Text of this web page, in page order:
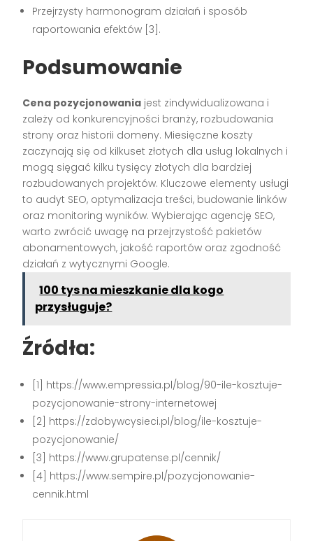
Przejrzysty harmonogram działań i sposób
raportowania efektów [3].
Podsumowanie
Cena pozycjonowania jest zindywidualizowana i
zależy od konkurencyjności branży, rozbudowania
strony oraz historii domeny. Miesięczne koszty
zaczynają się od kilkuset złotych dla usług lokalnych i
mogą sięgać kilku tysięcy złotych dla bardziej
rozbudowanych projektów. Kluczowe elementy usługi
to audyt SEO, optymalizacja treści, budowanie linków
oraz monitoring wyników. Wybierając agencję SEO,
warto zwrócić uwagę na przejrzystość pakietów
abonamentowych, jakość raportów oraz zgodność
działań z wytycznymi Google.
100 tys na mieszkanie dla kogo
przysługuje?
Źródła:
[1] https://www.empressia.pl/blog/90-ile-kosztuje-
pozycjonowanie-strony-internetowej
[2] https://zdobywcysieci.pl/blog/ile-kosztuje-
pozycjonowanie/
[3] https://www.grupatense.pl/cennik/
[4] https://www.sempire.pl/pozycjonowanie-
cennik.html